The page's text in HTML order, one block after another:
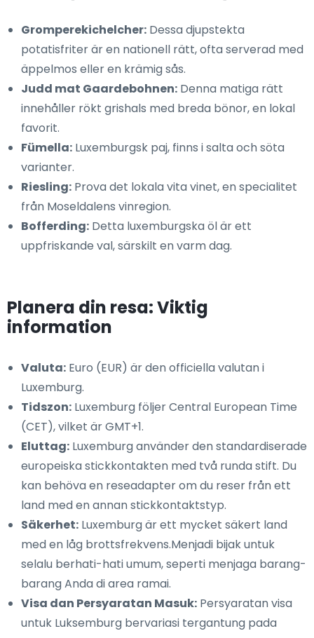
Gromperekichelcher: Dessa djupstekta
potatisfriter är en nationell rätt, ofta serverad med
äppelmos eller en krämig sås.
Judd mat Gaardebohnen: Denna matiga rätt
innehåller rökt grishals med breda bönor, en lokal
favorit.
Fümella: Luxemburgsk paj, finns i salta och söta
varianter.
Riesling: Prova det lokala vita vinet, en specialitet
från Moseldalens vinregion.
Bofferding: Detta luxemburgska öl är ett
uppfriskande val, särskilt en varm dag.
Planera din resa: Viktig
information
Valuta: Euro (EUR) är den officiella valutan i
Luxemburg.
Tidszon: Luxemburg följer Central European Time
(CET), vilket är GMT+1.
Eluttag: Luxemburg använder den standardiserade
europeiska stickkontakten med två runda stift. Du
kan behöva en reseadapter om du reser från ett
land med en annan stickkontaktstyp.
Säkerhet: Luxemburg är ett mycket säkert land
med en låg brottsfrekvens.Menjadi bijak untuk
selalu berhati-hati umum, seperti menjaga barang-
barang Anda di area ramai.
Visa dan Persyaratan Masuk: Persyaratan visa
untuk Luksemburg bervariasi tergantung pada